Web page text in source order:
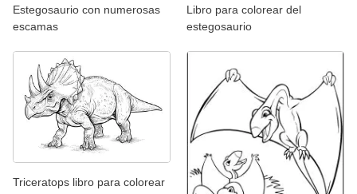
Estegosaurio con numerosas
escamas
Libro para colorear del
estegosaurio
Triceratops libro para colorear